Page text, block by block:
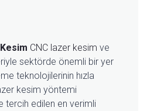
CNC lazer kesim ve
sektörde önemli bir yer
teknolojilerinin hızla
kesim yöntemi
tercih edilen en verimli